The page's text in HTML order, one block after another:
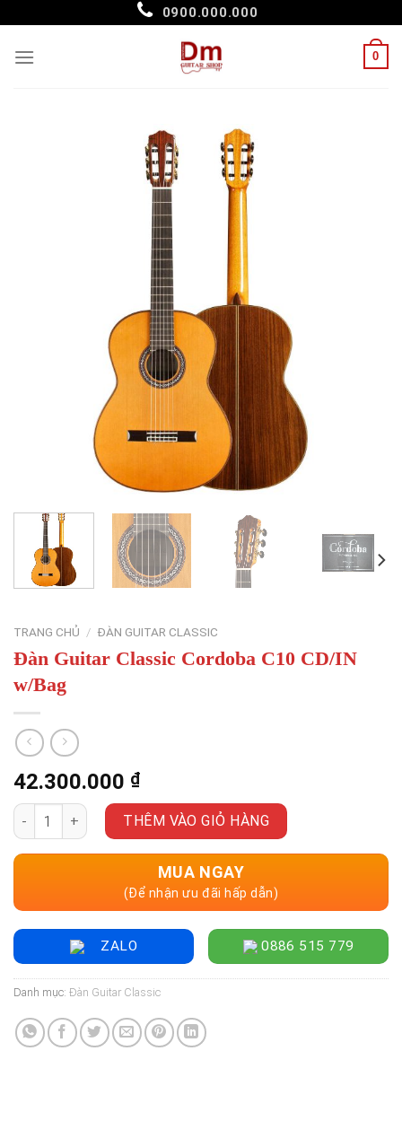
content
0900.000.000
0
TRANG CHỦ / ĐÀN GUITAR CLASSIC
Đàn Guitar Classic Cordoba C10 CD/IN
w/Bag
42.300.000 ₫
Đàn Guitar Classic Cordoba C10 CD/IN w/Bag số lượng
THÊM VÀO GIỎ HÀNG
MUA NGAY
(Để nhận ưu đãi hấp dẫn)
ZALO 0886 515 779
Danh mục: Đàn Guitar Classic